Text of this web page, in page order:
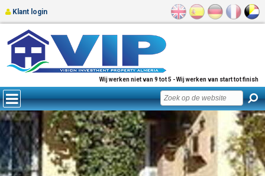
Wij werken niet van 9 tot 5 - Wij werken van start tot finish
Klant login